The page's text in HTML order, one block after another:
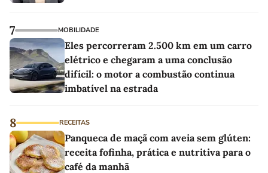
7 MOBILIDADE
Eles percorreram 2.500 km em um carro
elétrico e chegaram a uma conclusão
difícil: o motor a combustão continua
imbatível na estrada
8 RECEITAS
Panqueca de maçã com aveia sem glúten:
receita fofinha, prática e nutritiva para o
café da manhã